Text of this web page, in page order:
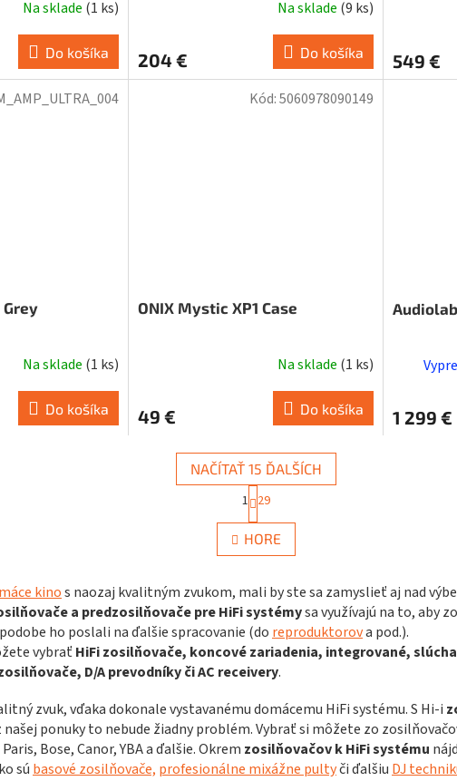
Na sklade (1 ks)
Do košíka
Na sklade (9 ks)
204 € Do košíka 549 €
Na sklade (1 ks)
Do košíka
ONIX Mystic XP1 Case
Na sklade (1 ks)
49 € Do košíka
Kód:5060978090149
1 299 €
O
v
l
á
a
c
i
e
p
r
v
k
y
v
ý
NAČÍTAŤ 15 ĎALŠÍCH
S
t
r
á
n
o
v
a
n
i
e
1 29
HORE
kinos naozaj kvalitným zvukom, mali by ste sa zamyslieť aj nad
a predzosilňovače pre HiFi systémysa využívajú na to, aby
ho poslali na ďalšie spracovanie (do reproduktorova pod.).
vybraťHiFi zosilňovače, koncové zariadenia, integrované,
D/A prevodníky či AC receivery.
zvuk, vďaka dokonale vystavanému domácemu HiFi systému. S Hi-i
našej ponuky to nebude žiadny problém. Vybrať si môžete zo
Bose, Canor, YBA a ďalšie. Okrem zosilňovačov k HiFi systému
sú basové zosilňovače, profesionálne mixážne pultyči ďalšiu DJ